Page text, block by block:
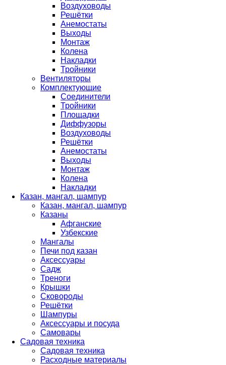
Воздуховоды
Решётки
Анемостаты
Выходы
Монтаж
Колена
Накладки
Тройники
Вентиляторы
Комплектующие
Соединители
Тройники
Площадки
Диффузоры
Воздуховоды
Решётки
Анемостаты
Выходы
Монтаж
Колена
Накладки
Казан, мангал, шампур
Казан, мангал, шампур
Казаны
Афганские
Узбекские
Мангалы
Печи под казан
Аксессуары
Садж
Треноги
Крышки
Сковороды
Решётки
Шампуры
Аксессуары и посуда
Самовары
Садовая техника
Садовая техника
Расходные материалы